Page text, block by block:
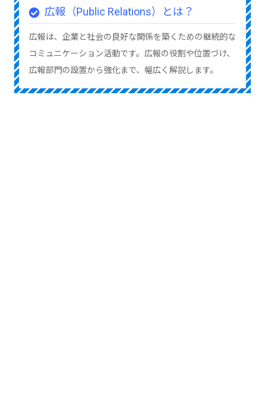
広報（Public Relations）とは？
広報は、企業と社会の良好な関係を築くための継続的な
コミュニケーション活動です。広報の役割や位置づけ、
広報部門の設置から強化まで、幅広く解説します。